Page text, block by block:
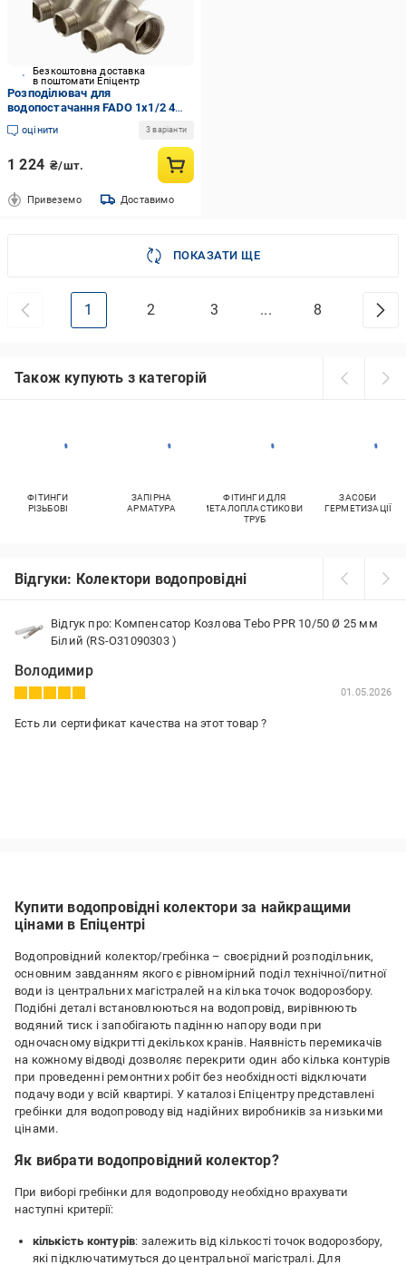
Безкоштовна доставка
в поштомати Епіцентр
Розподілювач для
водопостачання FADO 1x1/2 4
вентильний (TK-KVR14)
оцінити 3 варіанти
1 224 ₴/шт.
Привеземо Доставимо
ПОКАЗАТИ ЩЕ
1 2 3 ... 8
Також купують з категорій
ФІТИНГИ
РІЗЬБОВІ
ЗАПІРНА
АРМАТУРА
ФІТИНГИ ДЛЯ
МЕТАЛОПЛАСТИКОВИХ
ТРУБ
ЗАСОБИ
ГЕРМЕТИЗАЦІЇ
Відгуки: Колектори водопровідні
Відгук про: Компенсатор Козлова Tebo PPR 10/50 Ø 25 мм
Білий (RS-О31090303 )
Володимир
01.05.2026
Есть ли сертификат качества на этот товар ?
Купити водопровідні колектори за найкращими
цінами в Епіцентрі
Водопровідний колектор/гребінка – своєрідний розподільник,
основним завданням якого є рівномірний поділ технічної/питної
води із центральних магістралей на кілька точок водорозбору.
Подібні деталі встановлюються на водопровід, вирівнюють
водяний тиск і запобігають падінню напору води при
одночасному відкритті декількох кранів. Наявність перемикачів
на кожному відводі дозволяє перекрити один або кілька контурів
при проведенні ремонтних робіт без необхідності відключати
подачу води у всій квартирі. У каталозі Епіцентру представлені
гребінки для водопроводу від надійних виробників за низькими
цінами.
Як вибрати водопровідний колектор?
При виборі гребінки для водопроводу необхідно врахувати
наступні критерії:
кількість контурів: залежить від кількості точок водорозбору,
які підключатимуться до центральної магістралі. Для